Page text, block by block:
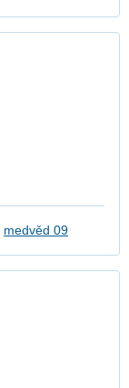
medvěd 09